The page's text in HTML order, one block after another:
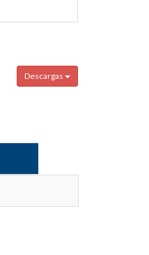
Descargas